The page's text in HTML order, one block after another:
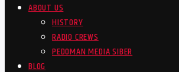
ABOUT US
HISTORY
RADIO CREWS
PEDOMAN MEDIA SIBER
BLOG